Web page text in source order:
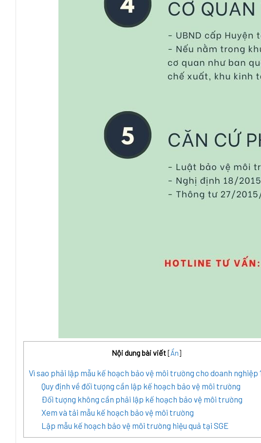
Nội dung bài viết[Ẩn]
Vì sao phải lập mẫu kế hoạch bảo vệ môi trường cho doanh nghiệp
Quy định về đối tượng cần lập kế hoạch bảo vệ môi trường
Đối tượng không cần phải lập kế hoạch bảo vệ môi trường
Xem và tải mẫu kế hoạch bảo vệ môi trường
Lập mẫu kế hoạch bảo vệ môi trường hiệu quả tại SGE